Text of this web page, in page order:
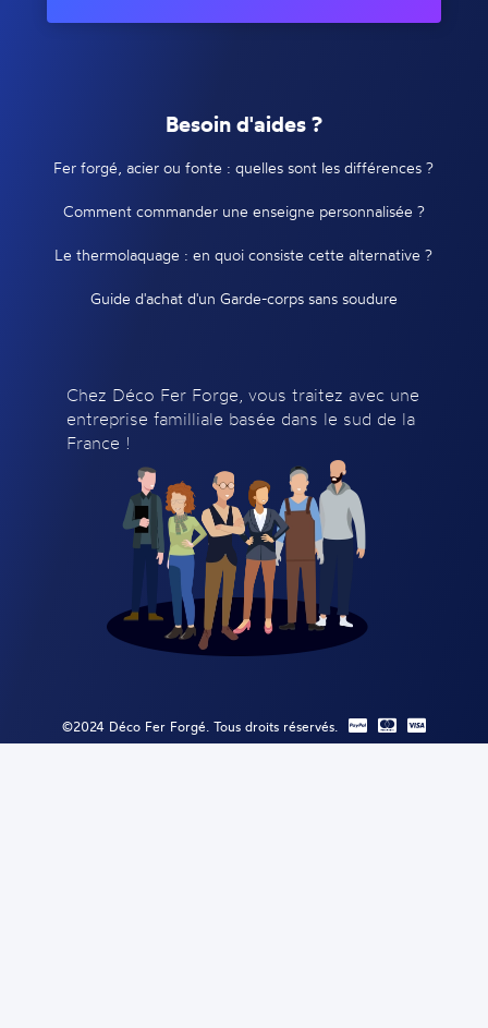
Besoin d'aides ?
Fer forgé, acier ou fonte : quelles sont les différences ?
Comment commander une enseigne personnalisée ?
Le thermolaquage : en quoi consiste cette alternative ?
Guide d'achat d'un Garde-corps sans soudure
Chez Déco Fer Forge, vous traitez avec une
entreprise familliale basée dans le sud de la
France !
©2024 Déco Fer Forgé. Tous droits réservés.